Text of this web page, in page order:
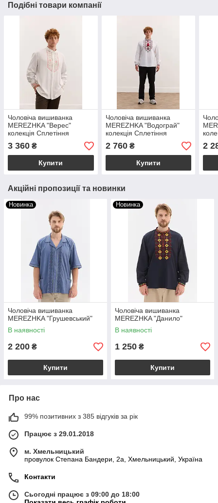
Подібні товари компанії
Чоловіча вишиванка
MEREZHKA "Верес"
колекція Сплетіння
3 360 ₴
Купити
Чоловіча вишиванка
MEREZHKA "Водограй"
колекція Сплетіння
2 760₴
Купити
2
Акційні пропозиції та новинки
Новинка
Чоловіча вишиванка
MEREZHKA "Грушевський"
В наявності
2 200 ₴
Купити
Новинка
Чоловіча вишиванка
MEREZHKA "Данило"
В наявності
1 250 ₴
Купити
Про нас
99% позитивних з 385 відгуків за рік
Працює з 29.01.2018
м. Хмельницький
провулок Степана Бандери, 2a, Хмельницький, Україна
Контакти
Сьогодні працює з 09:00 до 18:00